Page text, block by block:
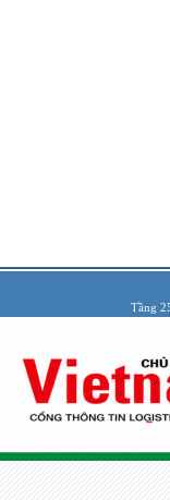
Tầng